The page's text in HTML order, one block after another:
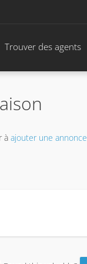
Trouver des agents
à ajouter une annonce